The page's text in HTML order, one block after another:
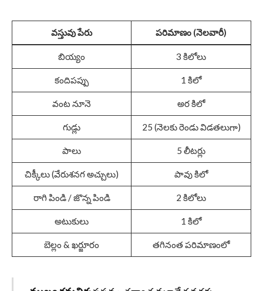
వస్తువు పేరు పరిమాణం (నెలవారీ)
బియ్యం 3 కిలోలు
కందిపప్పు 1 కిలో
వంట నూనె అర కిలో
గుడ్లు 25 (నెలకు రెండు విడతలుగా)
పాలు 5 లీటర్లు
చిక్కీలు (వేరుశనగ అచ్చులు) పావు కిలో
రాగి పిండి / జొన్న పిండి 2 కిలోలు
అటుకులు 1 కిలో
బెల్లం & ఖర్జూరం తగినంత పరిమాణంలో